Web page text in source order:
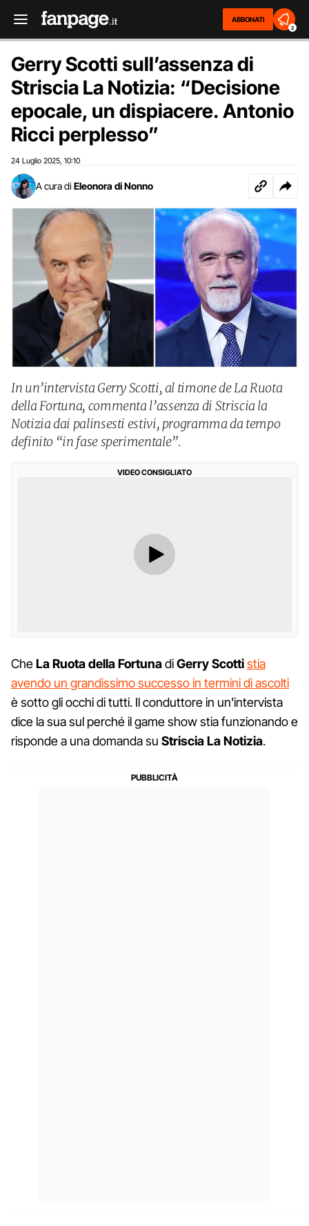
ABBONATI
2
Gerry Scotti sull’assenza di
Striscia La Notizia: “Decisione
epocale, un dispiacere. Antonio
Ricci perplesso”
24 Luglio 2025 10:10
A cura di Eleonora di Nonno
In un’intervista Gerry Scotti, al timone de La Ruota
della Fortuna, commenta l’assenza di Striscia la
Notizia dai palinsesti estivi, programma da tempo
definito “in fase sperimentale”.
VIDEO CONSIGLIATO
CheLa Ruota della FortunadiGerry Scottistia
avendo un grandissimo successo in termini di ascolti
è sotto gli occhi di tutti. Il conduttore in un'intervista
dice la sua sul perché il game show stia funzionando e
risponde a una domanda su Striscia La Notizia.